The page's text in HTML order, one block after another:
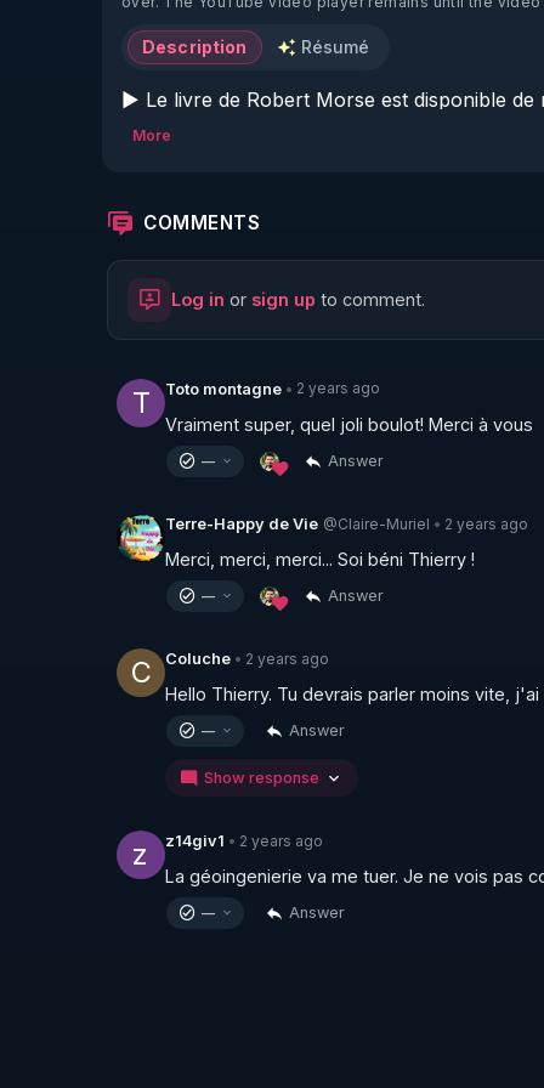
Description Résumé
▶ Le livre de Robert Morse est disponible
editions.com/
▶ Découvrez RGNR.TV , une plateforme
Vidéos en accès libre/ Abonnement RGNR
▶ Code réduction de 10 % sur toute la
REVO830 qu'utilise Thierry.
Code REGENERE10 // Rendez vous sur
Petit cours de physiologie pour les
de la puissance de la vie en vous.
Un cours de physiologie, un jus pour la
----------
Toutes les Vidéos sont présentes hors
https://crowdbunker.com/v/-Lg7j4uHACY
▶ Facebook :
▶ Instagram  :
https://www.instagram.com/
▶Twitter : https://twitter.com/thierrycas
More
COMMENTS
Log in or sign up to comment.
T Toto montagne • 2 years ago
Vraiment super, quel joli boulot! Merci à vous
— Answer
Terre-Happy de Vie @Claire-Muriel • 2 years ago
Merci, merci, merci... Soi béni Thierry !
— Answer
C Coluche • 2 years ago
Hello Thierry. Tu devrais parler moins vite, j'ai
— Answer
Show response
z z14giv1 • 2 years ago
La géoingenierie va me tuer. Je ne vois pas
— Answer